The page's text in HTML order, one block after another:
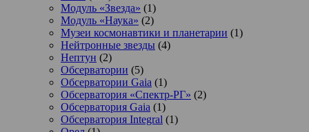
Модуль «Звезда» (1)
Модуль «Наука» (2)
Музеи космонавтики и планетарии (1)
Нейтронные звезды (4)
Нептун (2)
Обсерватории (5)
Обсерватории Gaia (1)
Обсерватория «Спектр-РГ» (2)
Обсерватория Gaia (1)
Обсерватория Integral (1)